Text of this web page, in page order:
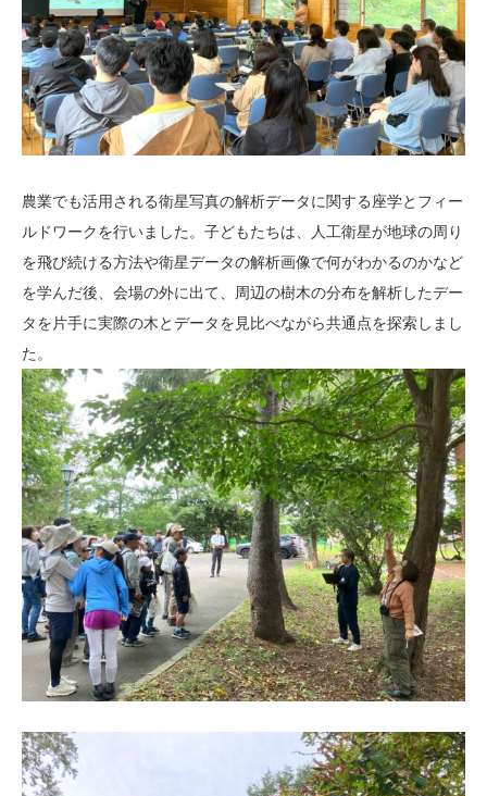
農業でも活用される衛星写真の解析データに関する座学とフィー
ルドワークを行いました。子どもたちは、人工衛星が地球の周り
を飛び続ける方法や衛星データの解析画像で何がわかるのかなど
を学んだ後、会場の外に出て、周辺の樹木の分布を解析したデー
タを片手に実際の木とデータを見比べながら共通点を探索しまし
た。